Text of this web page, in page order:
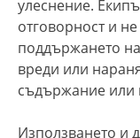
улеснение.
отговорност и
поддържането
вреди или
съдържание или
Използването и